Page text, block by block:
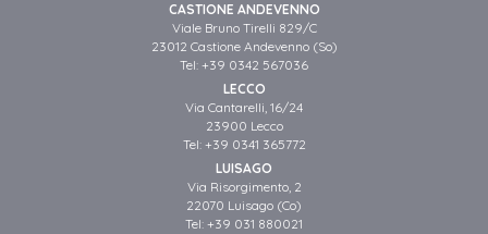
CASTIONE ANDEVENNO
Viale Bruno Tirelli 829/C
23012 Castione Andevenno (So)
Tel: +39 0342 567036
LECCO
Via Cantarelli, 16/24
23900 Lecco
Tel: +39 0341 365772
LUISAGO
Via Risorgimento, 2
22070 Luisago (Co)
Tel: +39 031 880021